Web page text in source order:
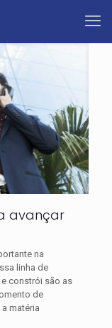
avançar
na
linha de
e constrói são as
de
matéria